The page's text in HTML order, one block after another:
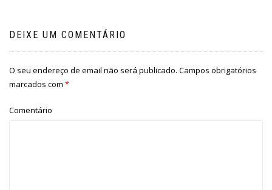
DEIXE UM COMENTÁRIO
O seu endereço de email não será publicado. Campos obrigatórios
marcados com *
Comentário